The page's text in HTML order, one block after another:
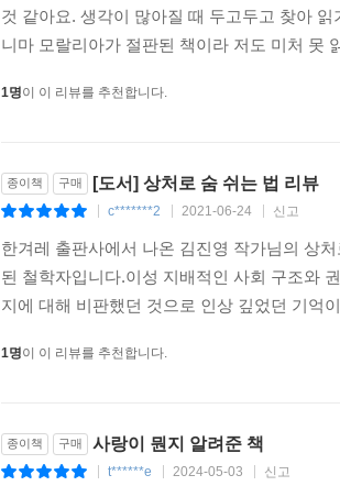
것 같아요. 생각이 많아질 때 두고두고 찾아
니마 모랄리아가 절판된 책이라 저도 미처 못
1명이 이 리뷰를 추천합니다.
종이책 구매 [도서] 상처로 숨 쉬는 법 리뷰
c*******2 2021-06-24 신고
한겨레 출판사에서 나온 김진영 작가님의 상
된 철학자입니다.이성 지배적인 사회 구조와
지에 대해 비판했던 것으로 인상 깊었던 기억
1명이 이 리뷰를 추천합니다.
종이책 구매 사랑이 뭔지 알려준 책
t******e 2024-05-03 신고